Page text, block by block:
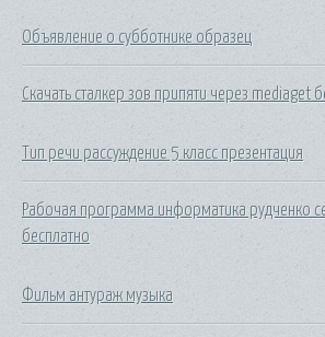
Объявление о субботнике образец
Скачать сталкер зов припяти через mediaget
Тип речи рассуждение 5 класс презентация
Рабочая программа информатика рудченко
бесплатно
Фильм антураж музыка